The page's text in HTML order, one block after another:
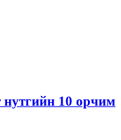
нутгийн 10 орчим